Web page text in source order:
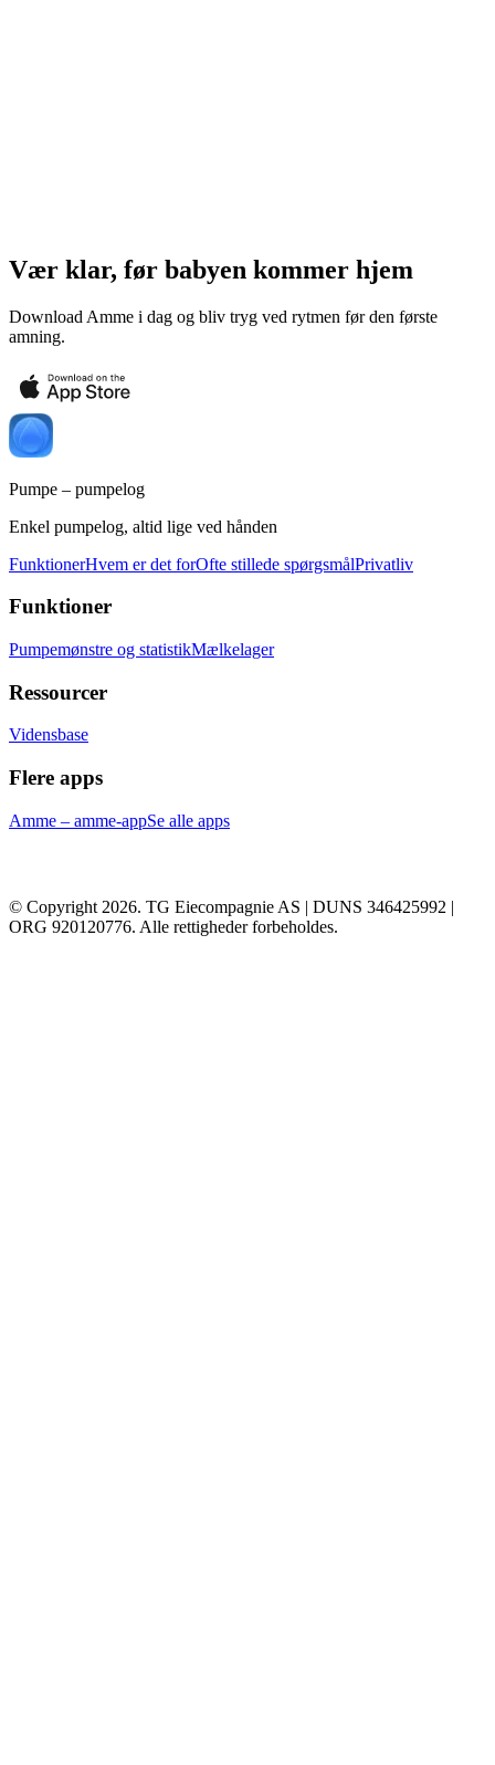
Vær klar, før babyen kommer hjem
Download Amme i dag og bliv tryg ved rytmen før den første
amning.
Pumpe – pumpelog
Enkel pumpelog, altid lige ved hånden
FunktionerHvem er det forOfte stillede spørgsmålPrivatliv
Funktioner
Pumpemønstre og statistikMælkelager
Ressourcer
Vidensbase
Flere apps
Amme – amme-appSe alle apps
© Copyright 2026. TG Eiecompagnie AS | DUNS 346425992 |
ORG 920120776. Alle rettigheder forbeholdes.